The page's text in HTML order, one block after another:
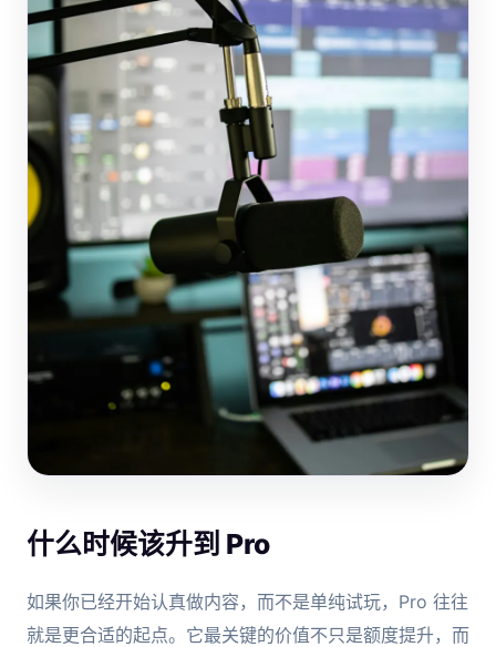
什么时候该升到 Pro
如果你已经开始认真做内容，而不是单纯试玩，Pro 往往
就是更合适的起点。它最关键的价值不只是额度提升，而